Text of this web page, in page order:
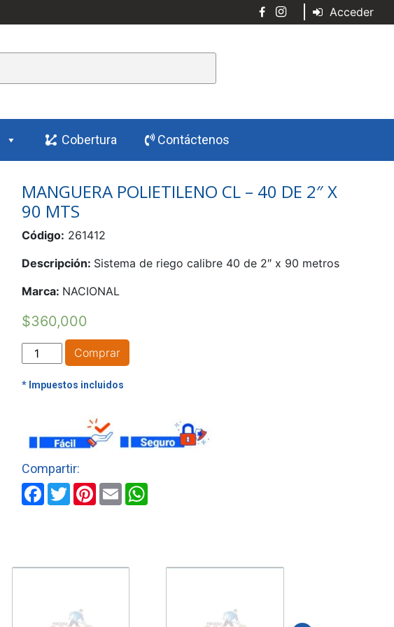
Acceder
Cobertura Contáctenos
MANGUERA POLIETILENO CL – 40 DE 2″ X
90 MTS
Código: 261412
Descripción: Sistema de riego calibre 40 de 2″ x 90 metros
Marca: NACIONAL
$360,000
MANGUERA
POLIETILENO
CL
DE
2"
X
90
MTS
Comprar
Facebook
TwitterPinterest
Email